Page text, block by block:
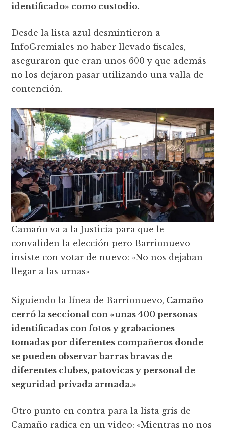
identificado» como custodio.
Desde la lista azul desmintieron a
InfoGremiales no haber llevado fiscales,
aseguraron que eran unos 600 y que además
no los dejaron pasar utilizando una valla de
contención.
Camaño va a la Justicia para que le
convaliden la elección pero Barrionuevo
insiste con votar de nuevo: «No nos dejaban
llegar a las urnas»
Siguiendo la línea de Barrionuevo, Camaño
cerró la seccional con «unas 400 personas
identificadas con fotos y grabaciones
tomadas por diferentes compañeros donde
se pueden observar barras bravas de
diferentes clubes, patovicas y personal de
seguridad privada armada.»
Otro punto en contra para la lista gris de
Camaño radica en un video: «Mientras no nos